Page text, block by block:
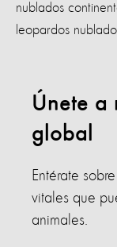
nublados
leopardos
Únete a
global
Entérate
vitales que
animales.